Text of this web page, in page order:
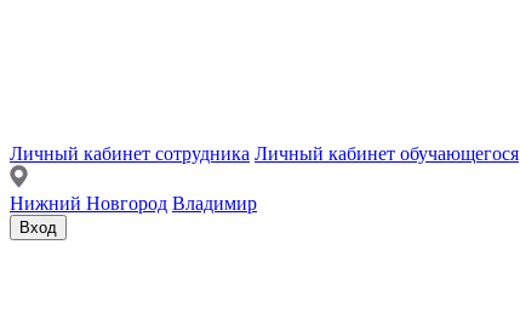
Личный кабинет сотрудника Личный кабинет обучающегося
Нижний Новгород Владимир
Вход